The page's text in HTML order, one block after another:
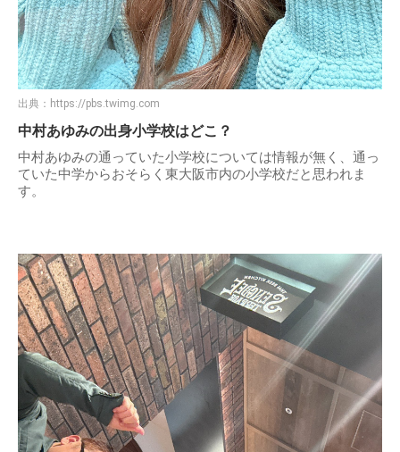
出典： https://pbs.twimg.com
中村あゆみの出身小学校はどこ？
中村あゆみの通っていた小学校については情報が無く、通っ
ていた中学からおそらく東大阪市内の小学校だと思われま
す。